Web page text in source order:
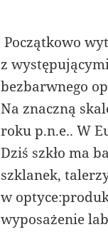
Początkowo
z
bezbarwnego
Na znaczną
roku p.n.e.. W
Dziś szkło ma
szklanek,
w
wyposażenie